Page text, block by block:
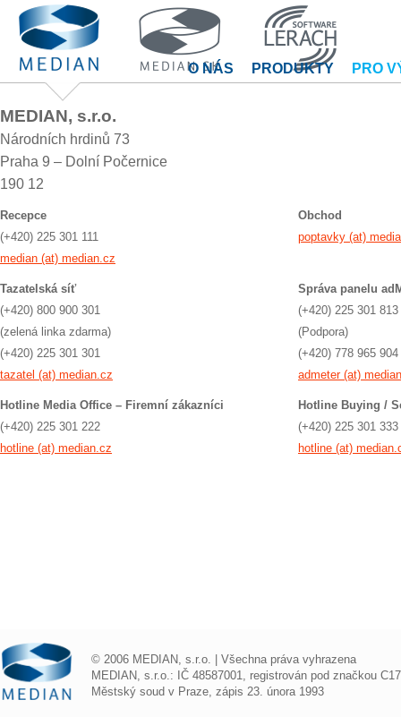
O NÁS PRODUKTY PRO
MEDIAN, s.r.o.
Národních hrdinů 73
Praha 9 – Dolní Počernice
190 12
Recepce
(+420) 225 301 111
median (at) median.cz
Obchod
poptavky (at)
Tazatelská síť
(+420) 800 900 301
(zelená linka zdarma)
(+420) 225 301 301
tazatel (at) median.cz
Správa panelu
(+420) 225 301 813
(Podpora)
(+420) 778 965
admeter (at)
Hotline Media Office – Firemní zákazníci
(+420) 225 301 222
hotline (at) median.cz
Hotline Buying /
(+420) 225 301 333
hotline (at)
© 2006 MEDIAN, s.r.o. | Všechna práva vyhrazena
MEDIAN, s.r.o.: IČ 48587001, registrován pod značkou
Městský soud v Praze, zápis 23. února 1993